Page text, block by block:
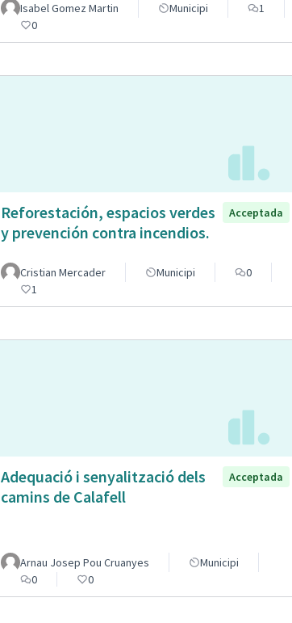
Isabel Gomez Martin Municipi
1
0
Reforestación, espacios verdes
y prevención contra incendios.
Acceptada
Cristian Mercader Municipi
0
1
Adequació i senyalització dels
camins de Calafell
Acceptada
Arnau Josep Pou Cruanyes
Municipi
0
0